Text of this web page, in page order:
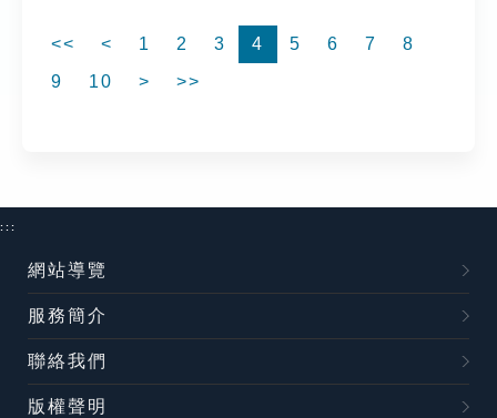
<< < 1 2 3 4 5 6 7
8
9
10 > >>
:::
網站導覽
服務簡介
聯絡我們
版權聲明